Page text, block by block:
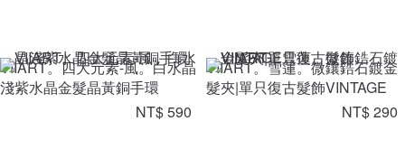
VIIART。四大元素-風。白水晶
淺紫水晶金髮晶黃銅手環
NT$ 590
VIIART。雪蓮。微鑲鋯石鍍金
髮夾|單只復古髮飾VINTAGE
NT$ 290